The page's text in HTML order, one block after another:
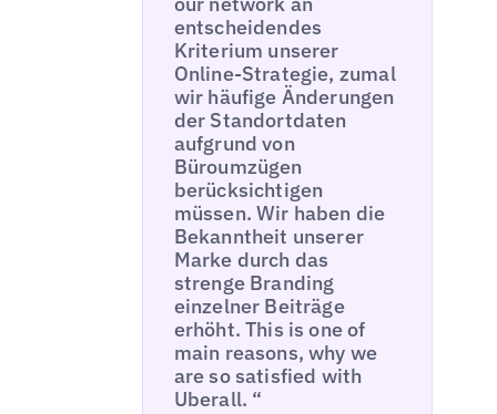
entscheidendes
Kriterium unserer
Online-Strategie, zumal
wir häufige Änderungen
der Standortdaten
aufgrund von
Büroumzügen
berücksichtigen
müssen. Wir haben die
Bekanntheit unserer
Marke durch das
strenge Branding
einzelner Beiträge
erhöht. This is one of
main reasons, why we
are so satisfied with
Uberall. “